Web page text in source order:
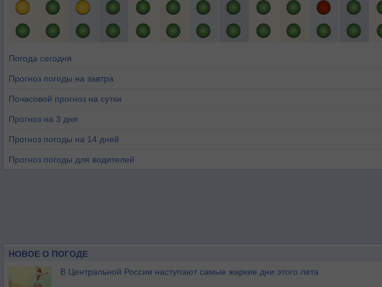
Погода сегодня
Прогноз погоды на завтра
Почасовой прогноз на сутки
Прогноз на 3 дня
Прогноз погоды на 14 дней
Прогноз погоды для водителей
НОВОЕ О ПОГОДЕ
В Центральной России наступают самые жаркие дни этого лета